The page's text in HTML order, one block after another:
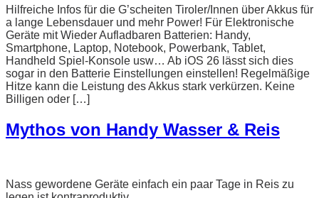
Hilfreiche Infos für die G’scheiten Tiroler/Innen über Akkus für
a lange Lebensdauer und mehr Power! Für Elektronische
Geräte mit Wieder Aufladbaren Batterien: Handy,
Smartphone, Laptop, Notebook, Powerbank, Tablet,
Handheld Spiel-Konsole usw… Ab iOS 26 lässt sich dies
sogar in den Batterie Einstellungen einstellen! Regelmäßige
Hitze kann die Leistung des Akkus stark verkürzen. Keine
Billigen oder […]
Mythos von Handy Wasser & Reis
Nass gewordene Geräte einfach ein paar Tage in Reis zu